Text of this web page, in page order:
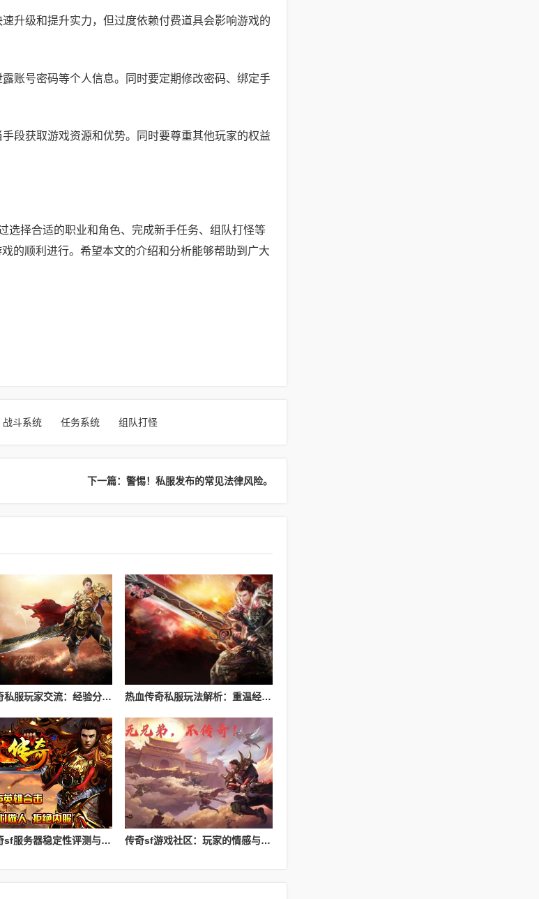
升级和提升实力，但过度依赖付费道具会影响游戏的
账号密码等个人信息。同时要定期修改密码、绑定手
段获取游戏资源和优势。同时要尊重其他玩家的权益
选择合适的职业和角色、完成新手任务、组队打怪等
的顺利进行。希望本文的介绍和分析能够帮助到广大
战斗系统 任务系统 组队打怪
下一篇：警惕！私服发布的常见法律风险。
热血传奇私服玩家交流：经验分享与心得 热血传奇私服玩法解析：重温经典游戏体验
热血传奇sf服务器稳定性评测与对比 传奇sf游戏社区：玩家的情感与归属